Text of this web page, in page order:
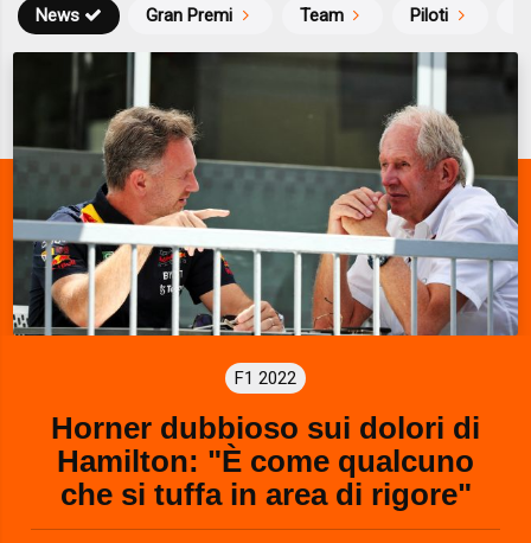
News Gran Premi Team Piloti
F1 2022
Horner dubbioso sui dolori di
Hamilton: "È come qualcuno
che si tuffa in area di rigore"